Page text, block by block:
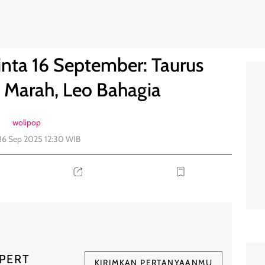
16 September: Taurus
Leo Bahagia
wolipop
Sep 2025 12:30 WIB
KIRIMKAN PERTANYAANMU